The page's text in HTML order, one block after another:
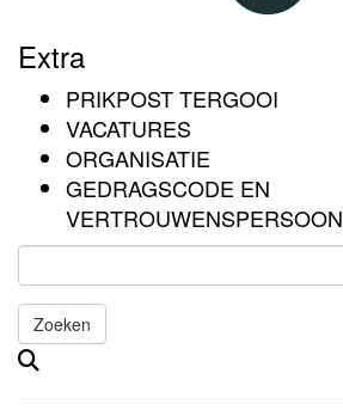
Extra
PRIKPOST TERGOOI
VACATURES
ORGANISATIE
GEDRAGSCODE EN
VERTROUWENSPERSOON
Zoeken